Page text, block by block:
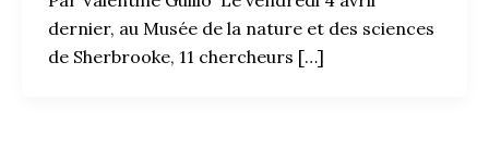
dernier, au Musée de la nature et des sciences
de Sherbrooke, 11 chercheurs […]